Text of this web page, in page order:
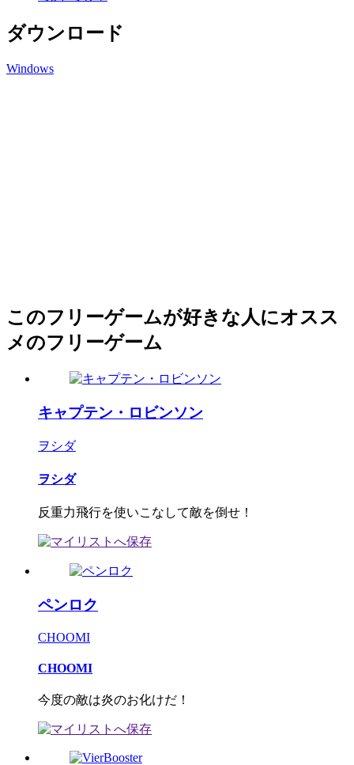
ダウンロード
Windows
このフリーゲームが好きな人にオスス
メのフリーゲーム
キャプテン・ロビンソン
ヲシダ
ヲシダ
反重力飛行を使いこなして敵を倒せ！
ペンロク
CHOOMI
CHOOMI
今度の敵は炎のお化けだ！